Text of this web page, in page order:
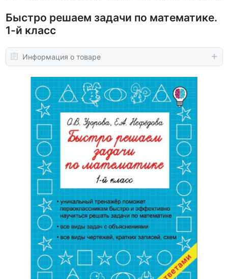
Быстро решаем задачи по математике.
1-й класс
Информация о товаре